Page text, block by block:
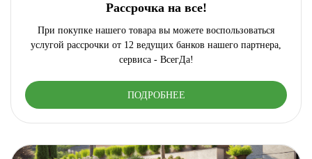
Рассрочка на все!
При покупке нашего товара вы можете воспользоваться
услугой рассрочки от 12 ведущих банков нашего партнера,
сервиса - ВсегДа!
ПОДРОБНЕЕ